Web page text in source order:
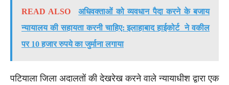
READ ALSO
अधिवक्ताओं को व्यवधान पैदा करने के बजाय
न्यायालय की सहायता करनी चाहिए: इलाहाबाद हाईकोर्ट ने वकील
पर 10 हजार रुपये का जुर्माना लगाया
पटियाला जिला अदालतों की देखरेख करने वाले न्यायाधीश द्वारा एक